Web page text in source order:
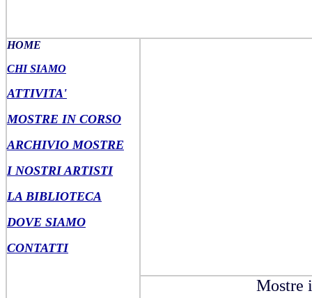
HOME
CHI SIAMO
ATTIVITA'
MOSTRE IN CORSO
ARCHIVIO MOSTRE
I NOSTRI ARTISTI
LA BIBLIOTECA
DOVE SIAMO
CONTATTI
Mostre